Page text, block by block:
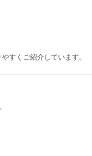
すくご紹介しています。